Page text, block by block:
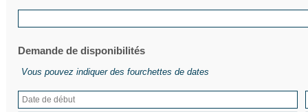
Demande de disponibilités
Vous pouvez indiquer des fourchettes de dates